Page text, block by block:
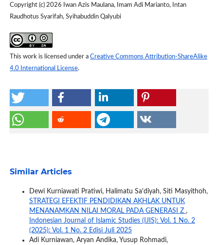
Copyright (c) 2026 Iwan Azis Maulana, Imam Adi Marianto, Intan
Raudhotus Syarifah, Syihabuddin Qalyubi
This work is licensed under a Creative Commons Attribution-ShareAlike
4.0 International License.
Similar Articles
Dewi Kurniawati Pratiwi, Halimatu Sa'diyah, Siti Masyithoh,
STRATEGI EFEKTIF PENDIDIKAN AKHLAK UNTUK
MENANAMKAN NILAI MORAL PADA GENERASI Z ,
Indonesian Journal of Islamic Studies (IJIS): Vol. 1 No. 2
(2025): Vol. 1 No. 2 Edisi Juli 2025
Adi Kurniawan, Aryan Andika, Yusup Rohmadi,